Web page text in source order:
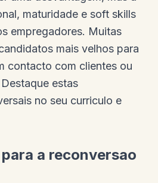
maturidade e soft skills
empregadores. Muitas
mais velhos para
contacto com clientes ou
estas
no seu curriculo e
a reconversao